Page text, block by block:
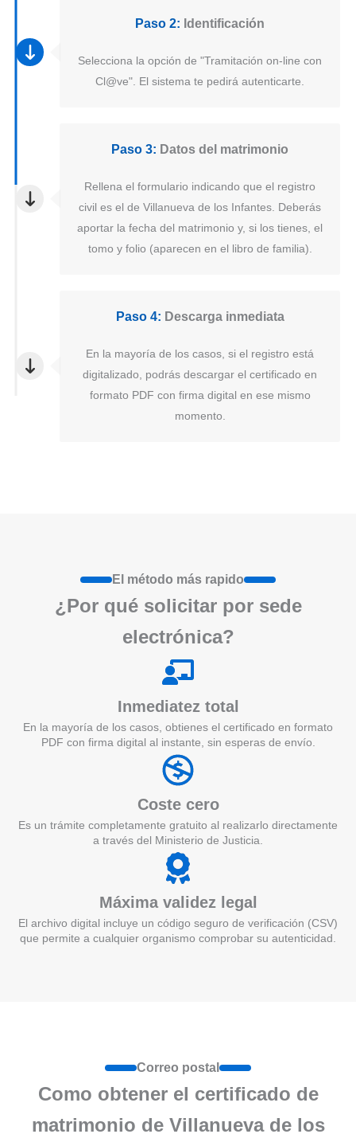
Paso 2: Identificación
Selecciona la opción de "Tramitación on-line con
Cl@ve". El sistema te pedirá autenticarte.
Paso 3: Datos del matrimonio
Rellena el formulario indicando que el registro
civil es el de Villanueva de los Infantes. Deberás
aportar la fecha del matrimonio y, si los tienes, el
tomo y folio (aparecen en el libro de familia).
Paso 4: Descarga inmediata
En la mayoría de los casos, si el registro está
digitalizado, podrás descargar el certificado en
formato PDF con firma digital en ese mismo
momento.
El método más rapido
¿Por qué solicitar por sede
electrónica?
Inmediatez total
En la mayoría de los casos, obtienes el certificado en formato
PDF con firma digital al instante, sin esperas de envío.
Coste cero
Es un trámite completamente gratuito al realizarlo directamente
a través del Ministerio de Justicia.
Máxima validez legal
El archivo digital incluye un código seguro de verificación (CSV)
que permite a cualquier organismo comprobar su autenticidad.
Correo postal
Como obtener el certificado de
matrimonio de Villanueva de los